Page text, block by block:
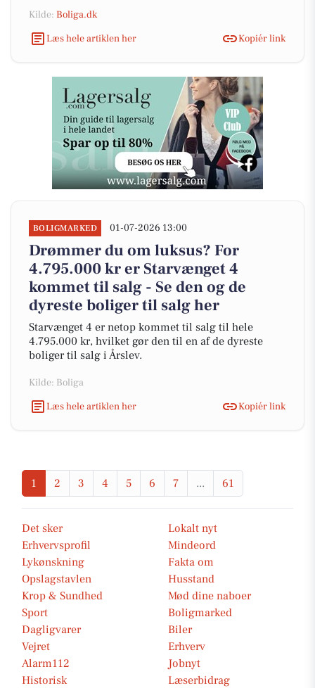
Kilde: Boliga.dk
Læs hele artiklen her
Kopiér link
BOLIGMARKED 01-07-2026 13:00
Drømmer du om luksus? For
4.795.000 kr er Starvænget 4
kommet til salg - Se den og de
dyreste boliger til salg her
Starvænget 4 er netop kommet til salg til hele
4.795.000 kr, hvilket gør den til en af de dyreste
boliger til salg i Årslev.
Kilde: Boliga
Læs hele artiklen her
Kopiér link
1 2 3 4 5 6 7 ... 61
Det sker
Lokalt nyt
Erhvervsprofil
Mindeord
Lykønskning
Fakta om
Opslagstavlen
Husstand
Krop & Sundhed
Mød dine naboer
Sport
Boligmarked
Dagligvarer
Biler
Vejret
Erhverv
Alarm112
Jobnyt
Historisk
Læserbidrag